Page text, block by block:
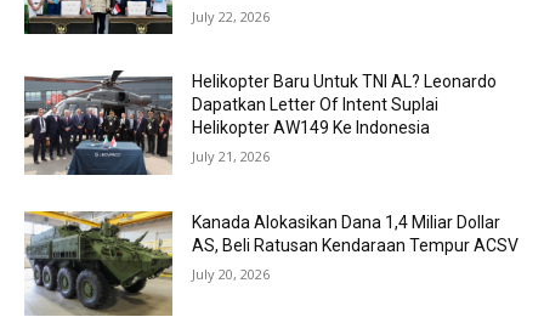
July 22, 2026
Helikopter Baru Untuk TNI AL? Leonardo
Dapatkan Letter Of Intent Suplai
Helikopter AW149 Ke Indonesia
July 21, 2026
Kanada Alokasikan Dana 1,4 Miliar Dollar
AS, Beli Ratusan Kendaraan Tempur ACSV
July 20, 2026